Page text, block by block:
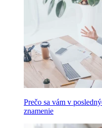
Prečo sa vám v
znamenie